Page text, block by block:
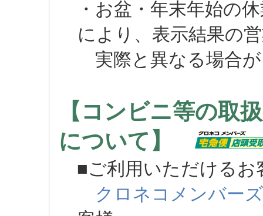
・お盆・年末年始の
により、表示結果の
実際と異なる場合が
【コンビニ等の取
について】
■ご利用いただけるお
クロネコメンバーズ